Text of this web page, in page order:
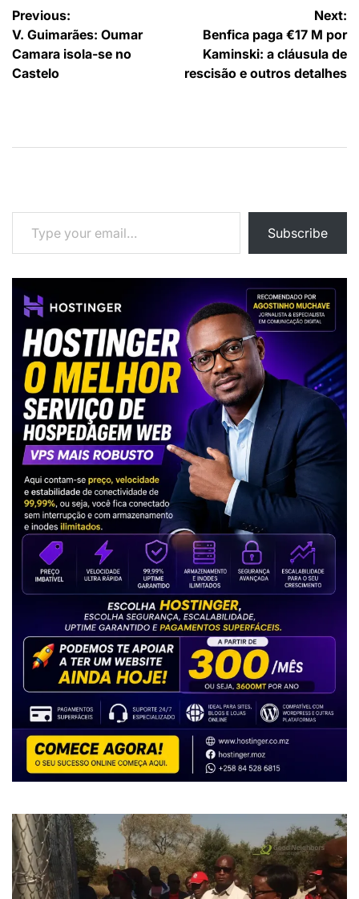
Navegação
de
artigos
Previous:
V. Guimarães: Oumar
Camara isola-se no
Castelo
Next:
Benfica paga €17 M por
Kaminski: a cláusula de
rescisão e outros detalhes
Type your email…
Subscribe